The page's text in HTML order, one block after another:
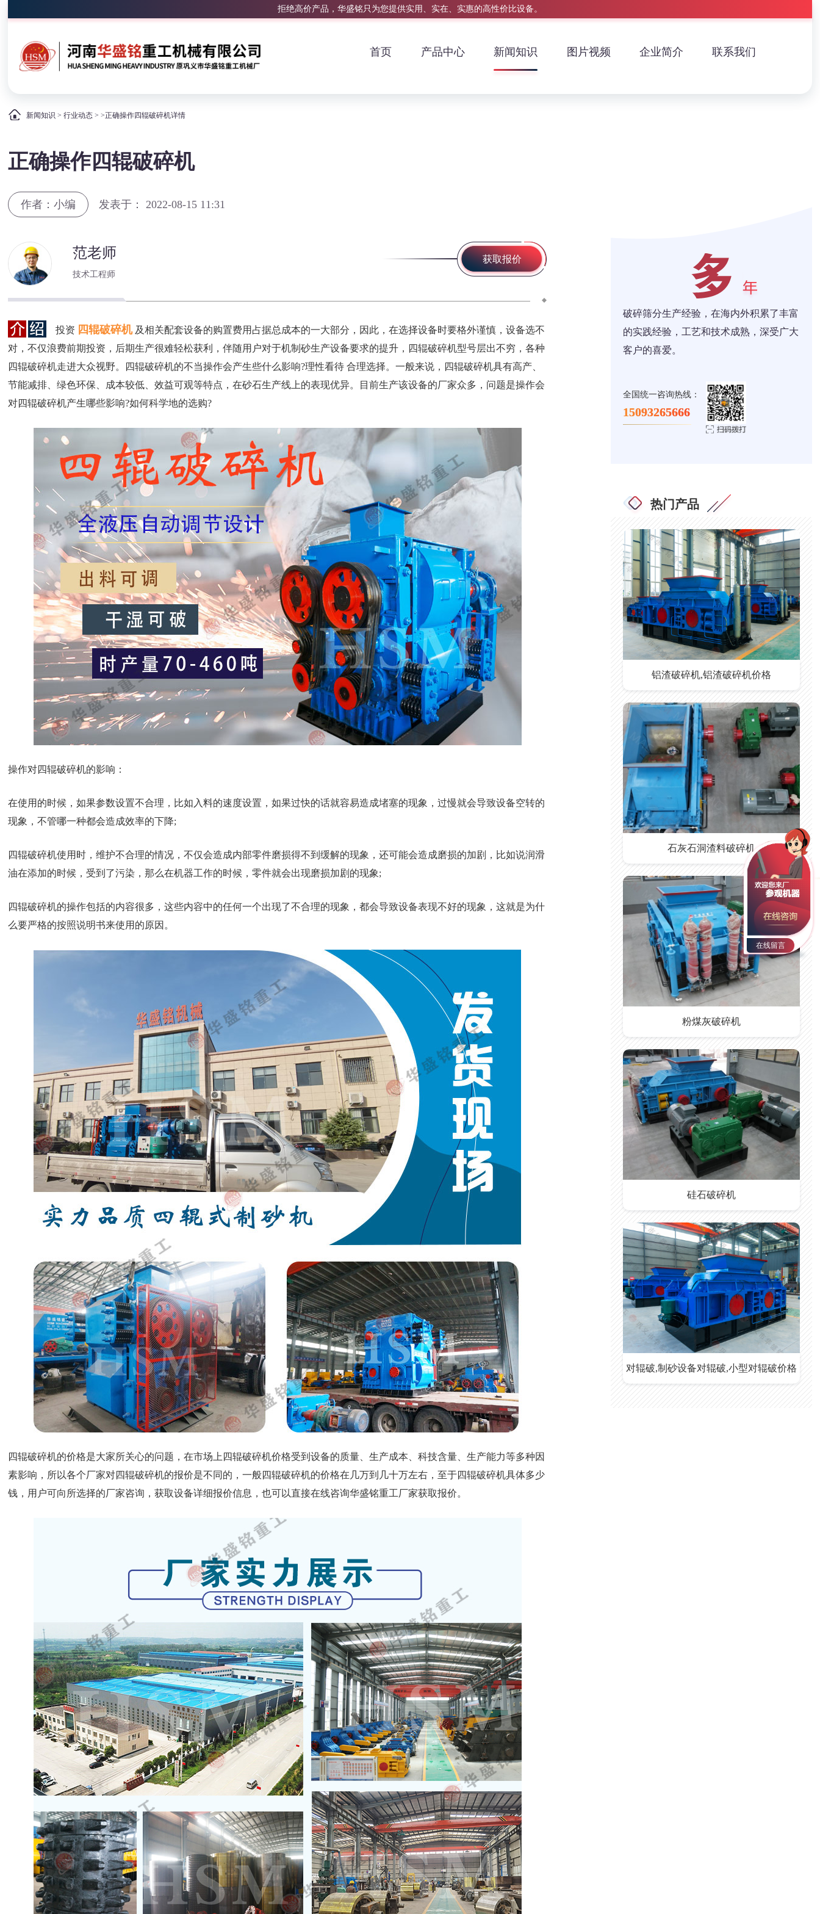
拒绝高价产品，华盛铭只为您提供实用、实在、实惠的高性价比设备。
首页 产品中心 新闻知识 图片视频 企业简介 联系我们
新闻知识 >行业动态 > >正确操作四辊破碎机详情
正确操作四辊破碎机
作者：小编 发表于： 2022-08-15 11:31
范老师
技术工程师
获取报价
投资 四辊破碎机 及相关配套设备的购置费用占据总成本的一大部分，因此，在选择设备时要格外谨慎，设备选不
对，不仅浪费前期投资，后期生产很难轻松获利，伴随用户对于机制砂生产设备要求的提升，四辊破碎机型号层出不穷，各种
四辊破碎机走进大众视野。四辊破碎机的不当操作会产生些什么影响?理性看待 合理选择。一般来说，四辊破碎机具有高产、
节能减排、绿色环保、成本较低、效益可观等特点，在砂石生产线上的表现优异。目前生产该设备的厂家众多，问题是操作会
对四辊破碎机产生哪些影响?如何科学地的选购?
操作对四辊破碎机的影响：
在使用的时候，如果参数设置不合理，比如入料的速度设置，如果过快的话就容易造成堵塞的现象，过慢就会导致设备空转的
现象，不管哪一种都会造成效率的下降;
四辊破碎机使用时，维护不合理的情况，不仅会造成内部零件磨损得不到缓解的现象，还可能会造成磨损的加剧，比如说润滑
油在添加的时候，受到了污染，那么在机器工作的时候，零件就会出现磨损加剧的现象;
四辊破碎机的操作包括的内容很多，这些内容中的任何一个出现了不合理的现象，都会导致设备表现不好的现象，这就是为什
么要严格的按照说明书来使用的原因。
四辊破碎机的价格是大家所关心的问题，在市场上四辊破碎机价格受到设备的质量、生产成本、科技含量、生产能力等多种因
素影响，所以各个厂家对四辊破碎机的报价是不同的，一般四辊破碎机的价格在几万到几十万左右，至于四辊破碎机具体多少
钱，用户可向所选择的厂家咨询，获取设备详细报价信息，也可以直接在线咨询华盛铭重工厂家获取报价。
破碎筛分生产经验，在海内外积累了丰富
的实践经验，工艺和技术成熟，深受广大
客户的喜爱。
全国统一咨询热线：
15093265666
热门产品
铝渣破碎机,铝渣破碎机价格
石灰石洞渣料破碎机
粉煤灰破碎机
硅石破碎机
对辊破,制砂设备对辊破,小型对辊破价格
在线留言